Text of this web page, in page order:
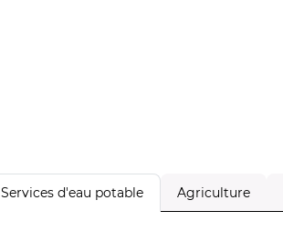
Services d'eau potable Agriculture